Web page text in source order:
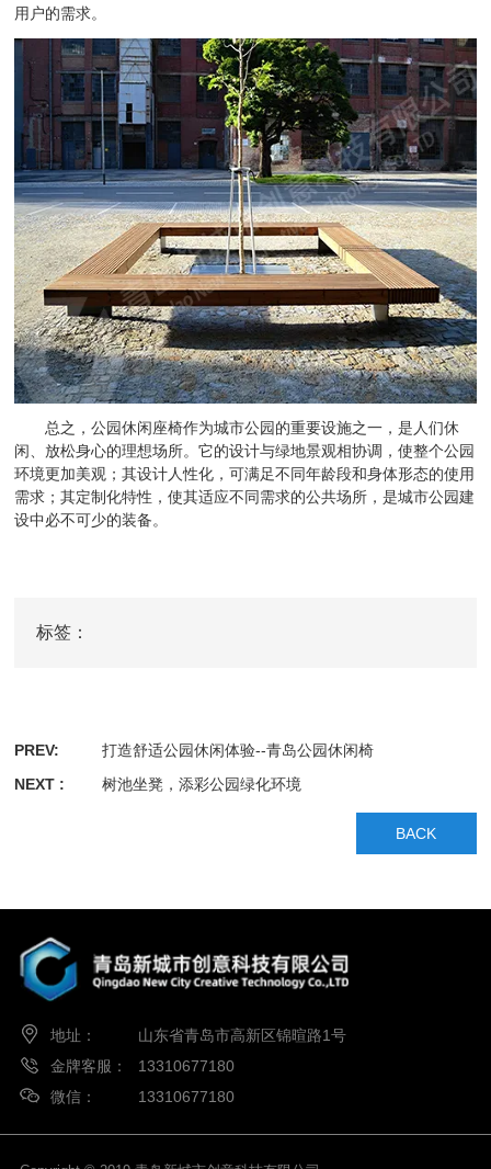
用户的需求。
总之，公园休闲座椅作为城市公园的重要设施之一，是人们休
闲、放松身心的理想场所。它的设计与绿地景观相协调，使整个公园
环境更加美观；其设计人性化，可满足不同年龄段和身体形态的使用
需求；其定制化特性，使其适应不同需求的公共场所，是城市公园建
设中必不可少的装备。
标签：
PREV:
打造舒适公园休闲体验--青岛公园休闲椅
NEXT :
树池坐凳，添彩公园绿化环境
BACK
地址：
山东省青岛市高新区锦暄路1号
金牌客服：
13310677180
微信：
13310677180